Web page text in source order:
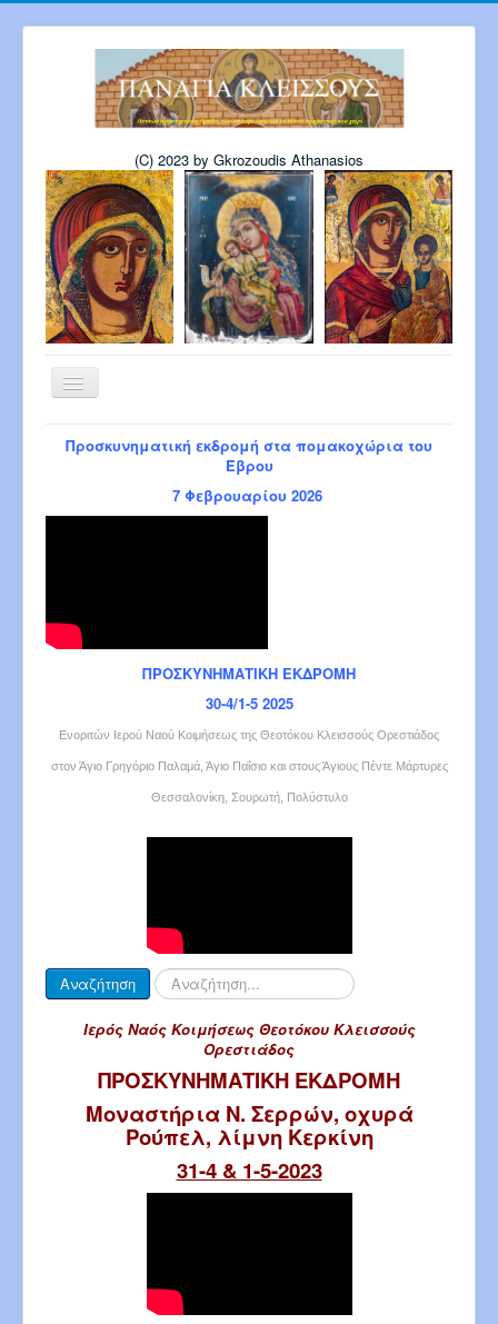
(C) 2023 by Gkrozoudis Athanasios
Εναλλαγή
Πρόγραμμα Παναγίας 6-2026
Πρόγρ. Σεβ. Μητροπολίτου 8-2026
Προσκυνηματική εκδρομή στα πομακοχώρια του
Έβρου
7 Φεβρουαρίου 2026
ΠΡΟΣΚΥΝΗΜΑΤΙΚΗ ΕΚΔΡΟΜΗ
30-4/1-5 2025
Ενοριτών Ιερού Ναού Κοιμήσεως της Θεοτόκου Κλεισσούς Ορεστιάδος
στον Άγιο Γρηγόριο Παλαμά, Άγιο Παΐσιο και στους Άγιους Πέντε Μάρτυρες
Θεσσαλονίκη, Σουρωτή, Πολύστυλο
Αναζήτηση Αναζήτηση...
Ιερός Ναός Κοιμήσεως Θεοτόκου Κλεισσούς
Ορεστιάδος
ΠΡΟΣΚΥΝΗΜΑΤΙΚΗ ΕΚΔΡΟΜΗ
Μοναστήρια Ν. Σερρών, οχυρά
Ρούπελ, λίμνη Κερκίνη
31-4 & 1-5-2023